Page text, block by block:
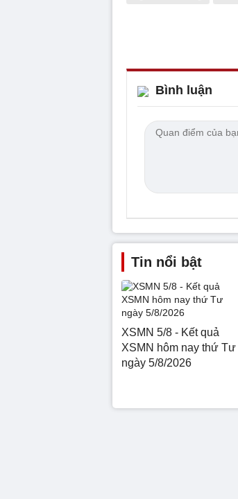
Bình luận
Tin nổi bật
XSMN 5/8 - Kết quả
XSMN hôm nay thứ Tư
ngày 5/8/2026